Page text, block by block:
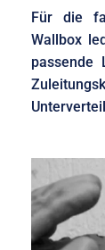
Für die
Wallbox
passende